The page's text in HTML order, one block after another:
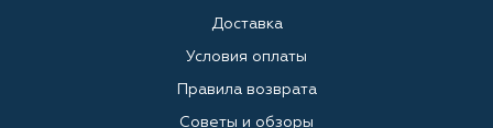
Доставка
Условия оплаты
Правила возврата
Советы и обзоры